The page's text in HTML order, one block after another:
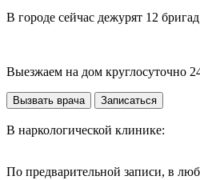
В городе сейчас дежурят 12 бригад
Выезжаем на дом круглосуточно
Вызвать врача Записаться
В наркологической клинике:
По предварительной записи, в